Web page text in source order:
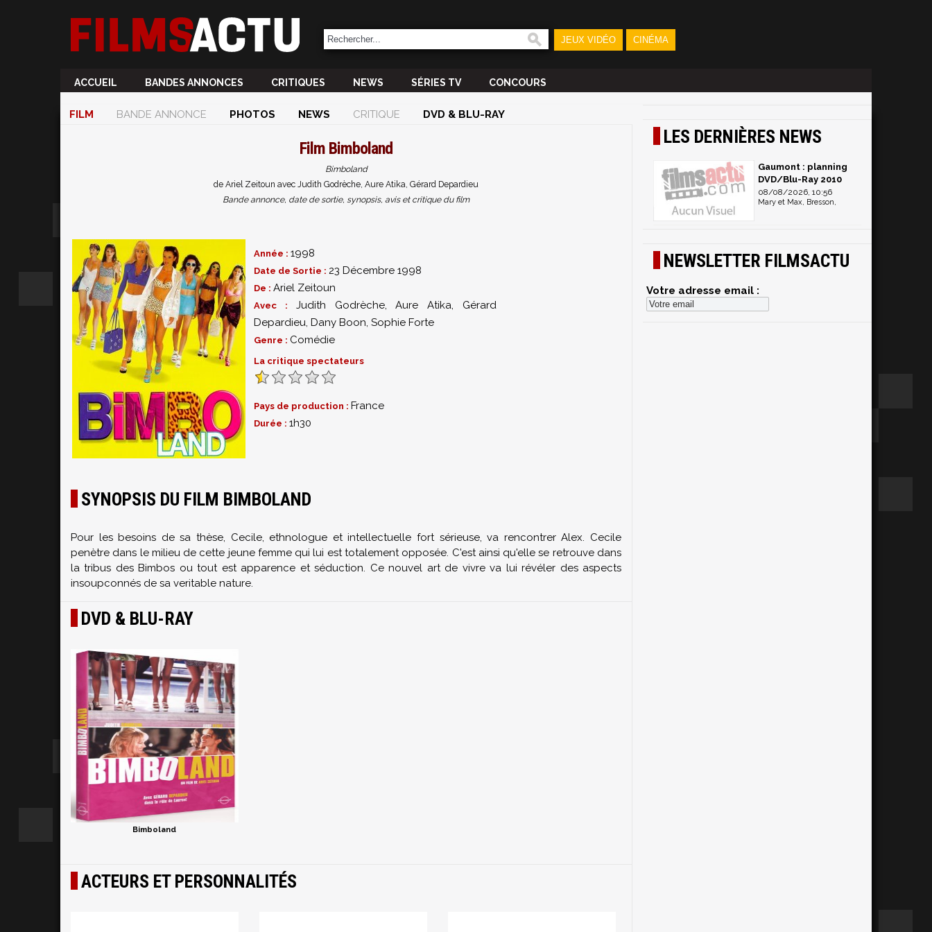
JEUX VIDÉO CINÉMA
ACCUEIL BANDES ANNONCES CRITIQUES NEWS SÉRIES TV CONCOURS
FILM BANDE ANNONCE PHOTOS NEWS CRITIQUE DVD & BLU-RAY
Film Bimboland
Bimboland
de Ariel Zeitoun avec Judith Godrèche, Aure Atika, Gérard Depardieu
Bande annonce, date de sortie, synopsis, avis et critique du film
Année : 1998
Date de Sortie : 23 Décembre 1998
De : Ariel Zeitoun
Avec : Judith Godrèche,Aure Atika, Gérard
Depardieu, Dany Boon, Sophie Forte
Genre : Comédie
La critique spectateurs
Pays de production : France
Durée : 1h30
SYNOPSIS DU FILM BIMBOLAND
Pour les besoins de sa thèse, Cecile, ethnologue et intellectuelle fort sérieuse, va rencontrer Alex. Cecile
penètre dans le milieu de cette jeune femme qui lui est totalement opposée. C'est ainsi qu'elle se retrouve dans
la tribus des Bimbos ou tout est apparence et séduction. Ce nouvel art de vivre va lui révéler des aspects
insoupconnés de sa veritable nature.
DVD & BLU-RAY
Bimboland
ACTEURS ET PERSONNALITÉS
LES DERNIÈRES NEWS
Gaumont : planning
DVD/Blu-Ray 2010
08/08/2026, 10:56
Mary et Max, Bresson,
NEWSLETTER FILMSACTU
Votre adresse email :